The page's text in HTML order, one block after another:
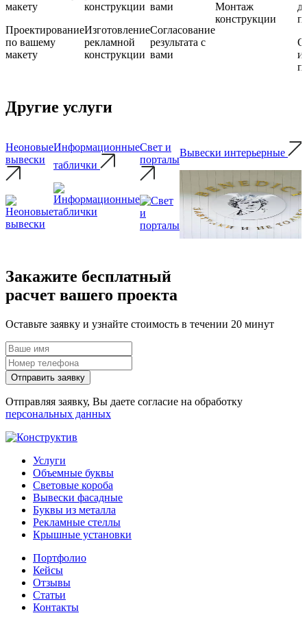
Проектирование
по вашему
макету
Изготовление
рекламной
конструкции
Согласование
результата с
вами
Монтаж
конструкции
и
Другие услуги
Неоновые
вывески
Информационные
таблички
Свет и
порталы
Вывески интерьерные
Закажите бесплатный
расчет вашего проекта
Оставьте заявку и узнайте стоимость в течении 20 минут
Отправить заявку
Отправляя заявку, Вы даете согласие на обработку
персональных данных
Услуги
Объемные буквы
Световые короба
Вывески фасадные
Буквы из металла
Рекламные стеллы
Крышные установки
Портфолио
Кейсы
Отзывы
Статьи
Контакты